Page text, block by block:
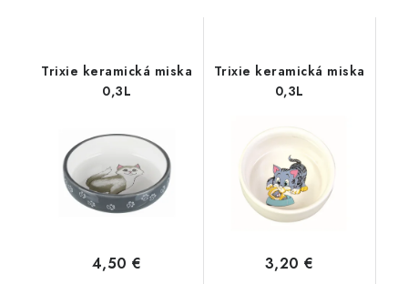
Trixie keramická miska
0,3L
4,50 €
Trixie keramická miska
0,3L
3,20 €